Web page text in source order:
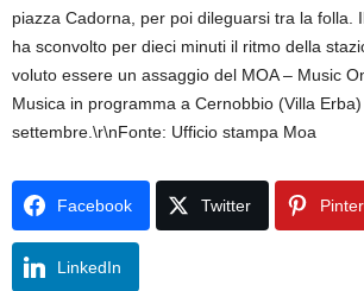
piazza Cadorna, per poi dileguarsi tra la folla.
ha sconvolto per dieci minuti il ritmo della
voluto essere un assaggio del MOA – Music
Musica in programma a Cernobbio (Villa
settembre.\r\nFonte: Ufficio stampa Moa
Facebook Twitter
LinkedIn